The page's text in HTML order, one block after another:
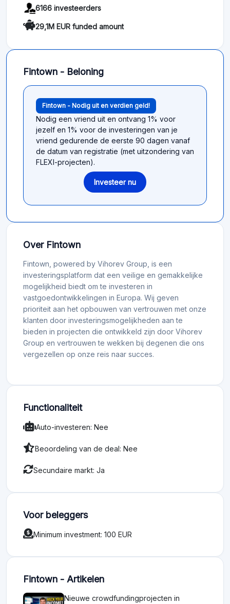
6166 investeerders
29,1M EUR funded amount
Fintown - Beloning
Fintown - Nodig uit en verdien geld!
Nodig een vriend uit en ontvang 1% voor
jezelf en 1% voor de investeringen van je
vriend gedurende de eerste 90 dagen vanaf
de datum van registratie (met uitzondering van
FLEXI-projecten).
Investeer nu
Over Fintown
Fintown, powered by Vihorev Group, is een
investeringsplatform dat een veilige en gemakkelijke
mogelijkheid biedt om te investeren in
vastgoedontwikkelingen in Europa. Wij geven
prioriteit aan het opbouwen van vertrouwen met onze
klanten door investeringsmogelijkheden aan te
bieden in projecten die ontwikkeld zijn door Vihorev
Group en vertrouwen te wekken bij degenen die ons
vergezellen op onze reis naar succes.
Functionaliteit
Auto-investeren: Nee
Beoordeling van de deal: Nee
Secundaire markt: Ja
Voor beleggers
Minimum investment: 100 EUR
Fintown - Artikelen
Nieuwe crowdfundingprojecten in